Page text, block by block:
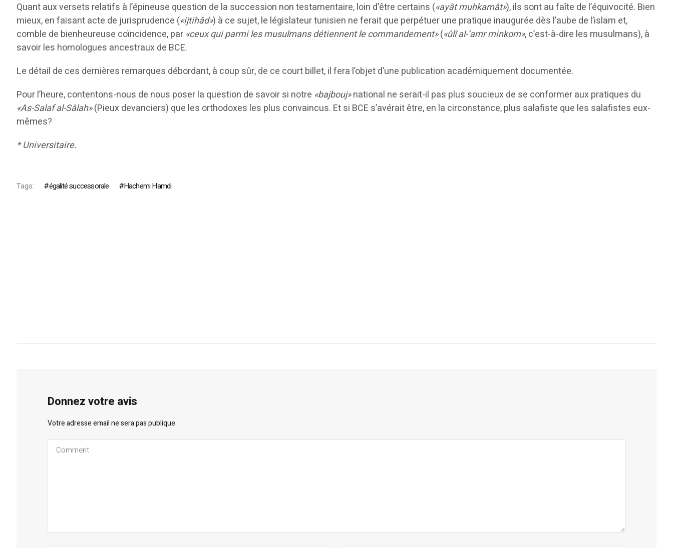
Quant aux versets relatifs à l’épineuse question de la succession non testamentaire, loin d’être certains («ayât muhkamât»), ils sont au faîte de l’équivocité. Bien
mieux, en faisant acte de jurisprudence («ijtihâd») à ce sujet, le législateur tunisien ne ferait que perpétuer une pratique inaugurée dès l’aube de l’islam et,
comble de bienheureuse coïncidence, par «ceux qui parmi les musulmans détiennent le commandement»(«ûlî al-‘amr minkom», c’est-à-dire les musulmans), à
savoir les homologues ancestraux de BCE.
Le détail de ces dernières remarques débordant, à coup sûr, de ce court billet, il fera l’objet d’une publication académiquement documentée.
Pour l’heure, contentons-nous de nous poser la question de savoir si notre «bajbouj»national ne serait-il pas plus soucieux de se conformer aux pratiques du
«As-Salaf al-Sâlah»(Pieux devanciers) que les orthodoxes les plus convaincus. Et si BCE s’avérait être, en la circonstance, plus salafiste que les salafistes eux-
mêmes?
* Universitaire.
Tags: égalité successorale Hachemi Hamdi
Donnez votre avis
Votre adresse email ne sera pas publique.